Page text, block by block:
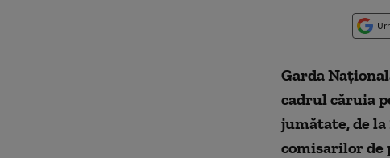
Garda
cadrul căruia
jumătate, de la
comisarilor de